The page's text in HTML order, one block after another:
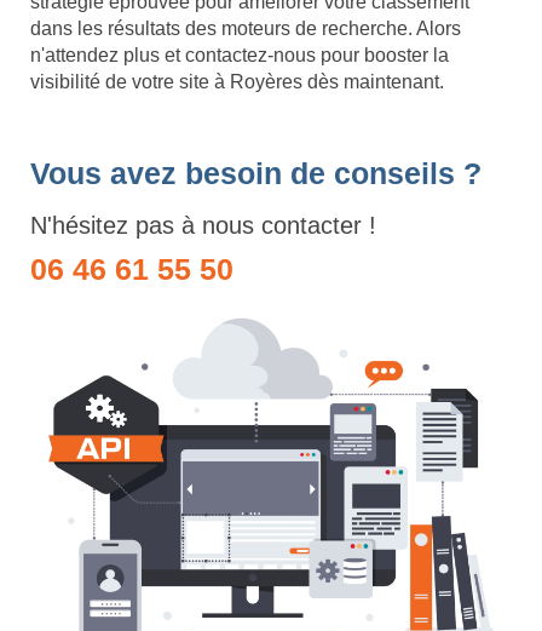
dans les résultats des moteurs de recherche. Alors
n'attendez plus et contactez-nous pour booster la
visibilité de votre site à Royères dès maintenant.
Vous avez besoin de conseils ?
N'hésitez pas à nous contacter !
06 46 61 55 50